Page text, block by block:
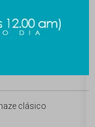
clásico